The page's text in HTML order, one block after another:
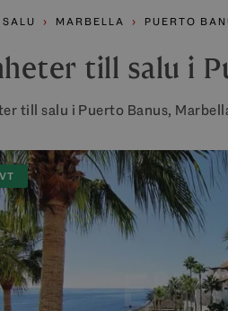
MARBELLA PUERTO
till salu i
till salu i Puerto Banus,